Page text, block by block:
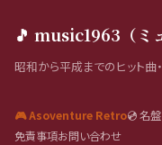
🎵 music1963（ミ
昭和から平成までのヒット曲
🎮 Asoventure Retro💿 名
免責事項お問い合わせ